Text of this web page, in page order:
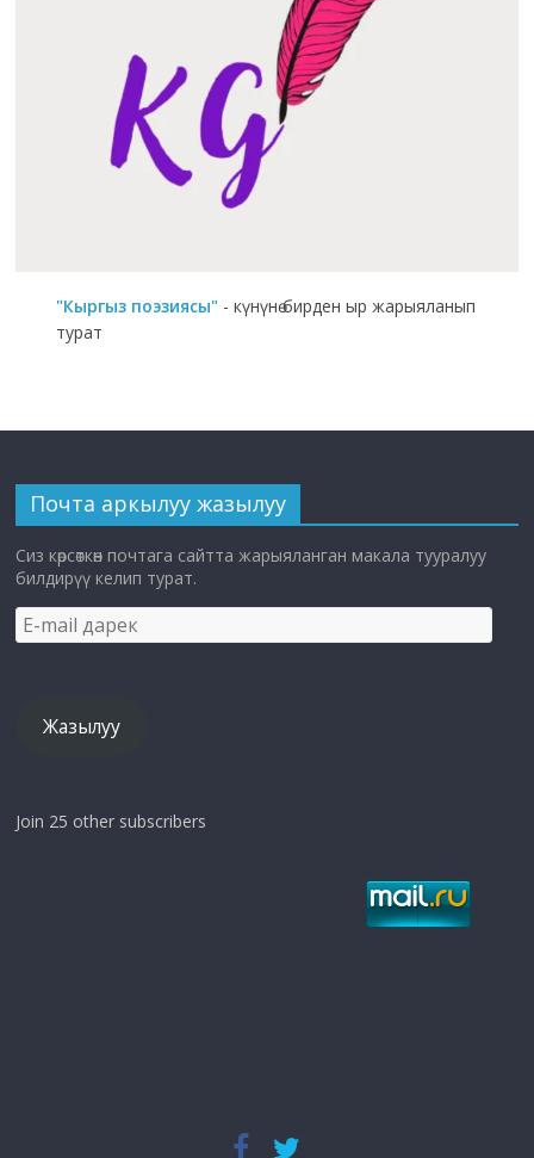
"Кыргыз поэзиясы" - күнүнө бирден ыр жарыяланып
турат
Почта аркылуу жазылуу
Сиз көрсөткөн почтага сайтта жарыяланган макала тууралуу
билдирүү келип турат.
E-
mail
Жазылуу
Join 25 other subscribers